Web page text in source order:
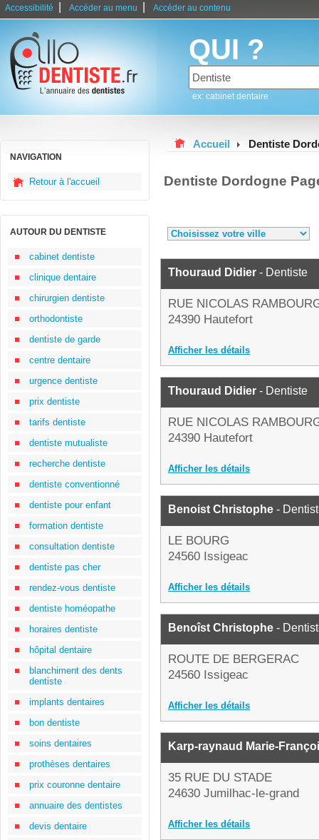
Accessibilité Accéder au menu Accéder au contenu
QUI ?
ex: cabinet dentaire
NAVIGATION
Retour à l'accueil
AUTOUR DU DENTISTE
cabinet dentiste
clinique dentaire
chirurgien dentiste
orthodontiste
dentiste de garde
centre dentaire
urgence dentiste
prix dentiste
tarifs dentiste
dentiste mutualiste
recherche dentiste
dentiste conventionné
dentiste pour enfant
formation dentiste
consultation dentiste
dentiste pas cher
rendez-vous dentiste
dentiste homéopathe
horaires dentiste
hôpital dentaire
blanchiment des dents
dentiste
implants dentaires
bon dentiste
soins dentaires
prothèses dentaires
prix couronne dentaire
annuaire des dentistes
devis dentaire
Accueil Dentiste
Dentiste Dordogne
Thouraud Didier - Dentiste
RUE NICOLAS
24390 Hautefort
Afficher les détails
Thouraud Didier - Dentiste
RUE NICOLAS
24390 Hautefort
Afficher les détails
Benoist Christophe -
LE BOURG
24560 Issigeac
Afficher les détails
Benoîst Christophe -
ROUTE DE BERGERAC
24560 Issigeac
Afficher les détails
Karp-raynaud Marie-
35 RUE DU STADE
24630 Jumilhac-le-grand
Afficher les détails